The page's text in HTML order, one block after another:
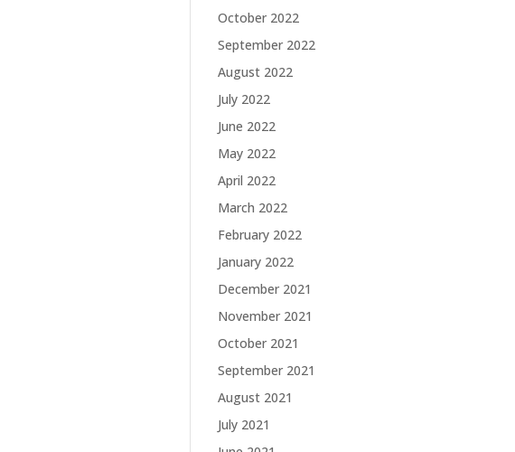
October 2022
September 2022
August 2022
July 2022
June 2022
May 2022
April 2022
March 2022
February 2022
January 2022
December 2021
November 2021
October 2021
September 2021
August 2021
July 2021